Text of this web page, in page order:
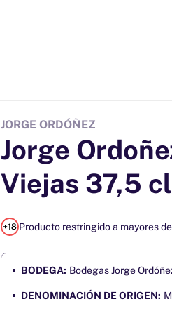
JORGE ORDÓÑEZ
Jorge
Viejas 37,5 cl
Producto restringido a mayores
BODEGA: Bodegas Jorge
DENOMINACIÓN DE ORIGEN: